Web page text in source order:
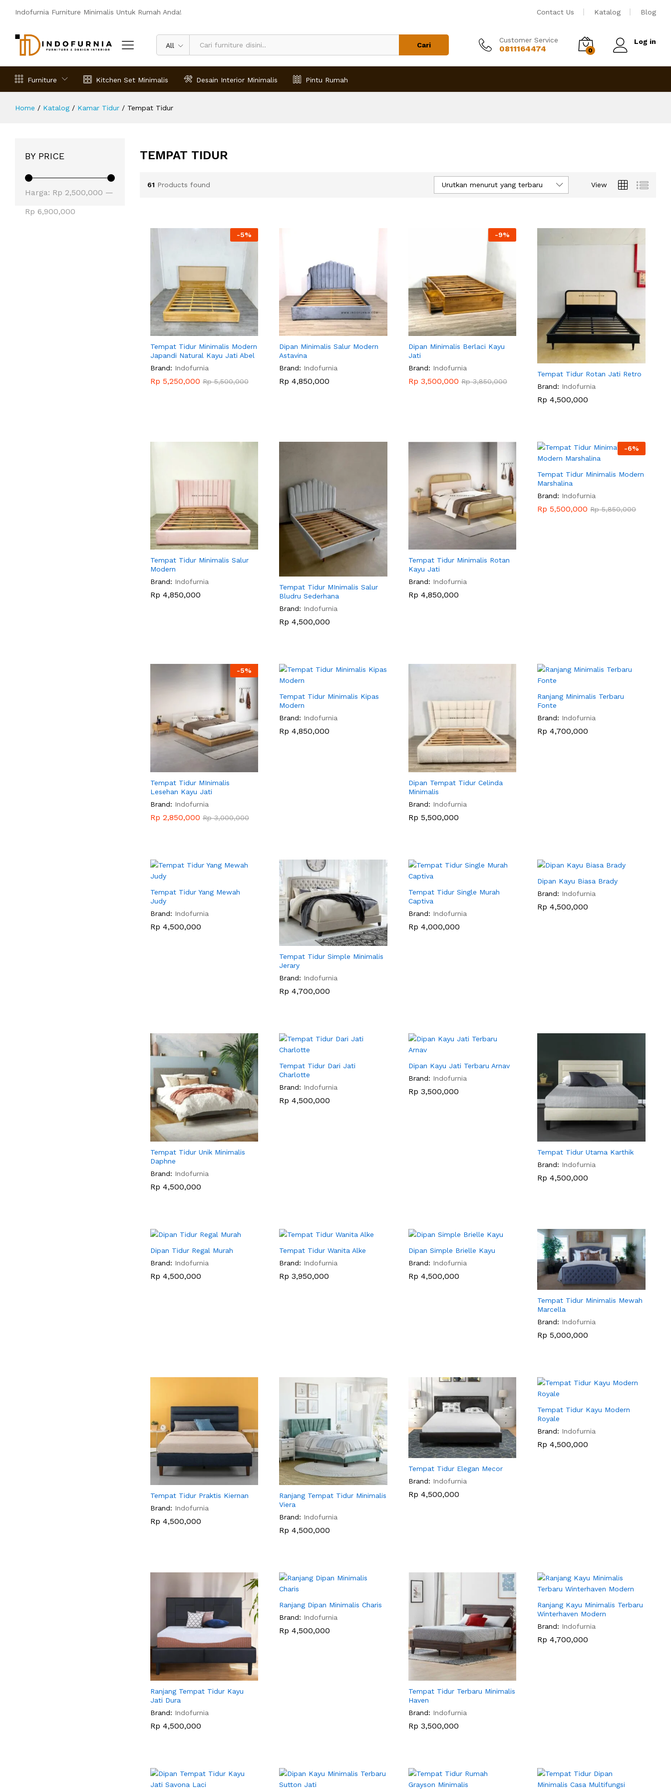
Indofurnia Furniture Minimalis Untuk Rumah Anda! Contact Us Katalog Blog
All Cari
Customer Service
0811164474 0
Log in
Furniture Kitchen Set Minimalis Desain Interior Minimalis Pintu Rumah
Home / Katalog / Kamar Tidur / Tempat Tidur
TEMPAT TIDUR
61 Products found View
Urutkan menurut yang terbaru
-5%
Tempat Tidur Minimalis Modern
Japandi Natural Kayu Jati Abel
Brand: Indofurnia
Rp 5,250,000 Rp5,500,000
Rp 5,250,000 Rp5,500,000
Dipan Minimalis Salur Modern
Astavina
Brand: Indofurnia
Rp 4,850,000
Rp 4,850,000
-9%
Dipan Minimalis Berlaci Kayu
Jati
Brand: Indofurnia
Rp 3,500,000 Rp3,850,000
Rp 3,500,000 Rp3,850,000
Tempat Tidur Rotan Jati Retro
Brand: Indofurnia
Rp 4,500,000
Rp 4,500,000
Tempat Tidur Minimalis Salur
Modern
Brand: Indofurnia
Rp 4,850,000
Rp 4,850,000
Tempat Tidur MInimalis Salur
Bludru Sederhana
Brand: Indofurnia
Rp 4,500,000
Rp 4,500,000
Tempat Tidur Minimalis Rotan
Kayu Jati
Brand: Indofurnia
Rp 4,850,000
Rp 4,850,000
-6%
Tempat Tidur Minimalis Modern
Marshalina
Brand: Indofurnia
Rp 5,500,000 Rp5,850,000
Rp 5,500,000 Rp5,850,000
-5%
Tempat Tidur MInimalis
Lesehan Kayu Jati
Brand: Indofurnia
Rp 2,850,000 Rp3,000,000
Rp 2,850,000 Rp3,000,000
Tempat Tidur Minimalis Kipas
Modern
Brand: Indofurnia
Rp 4,850,000
Rp 4,850,000
Dipan Tempat Tidur Celinda
Minimalis
Brand: Indofurnia
Rp 5,500,000
Rp 5,500,000
Ranjang Minimalis Terbaru
Fonte
Brand: Indofurnia
Rp 4,700,000
Rp 4,700,000
Tempat Tidur Yang Mewah
Judy
Brand: Indofurnia
Rp 4,500,000
Rp 4,500,000
Tempat Tidur Simple Minimalis
Jerary
Brand: Indofurnia
Rp 4,700,000
Rp 4,700,000
Tempat Tidur Single Murah
Captiva
Brand: Indofurnia
Rp 4,000,000
Rp 4,000,000
Dipan Kayu Biasa Brady
Brand: Indofurnia
Rp 4,500,000
Rp 4,500,000
Tempat Tidur Unik Minimalis
Daphne
Brand: Indofurnia
Rp 4,500,000
Rp 4,500,000
Tempat Tidur Dari Jati
Charlotte
Brand: Indofurnia
Rp 4,500,000
Rp 4,500,000
Dipan Kayu Jati Terbaru Arnav
Brand: Indofurnia
Rp 3,500,000
Rp 3,500,000
Tempat Tidur Utama Karthik
Brand: Indofurnia
Rp 4,500,000
Rp 4,500,000
Dipan Tidur Regal Murah
Brand: Indofurnia
Rp 4,500,000
Rp 4,500,000
Tempat Tidur Wanita Alke
Brand: Indofurnia
Rp 3,950,000
Rp 3,950,000
Dipan Simple Brielle Kayu
Brand: Indofurnia
Rp 4,500,000
Rp 4,500,000
Tempat Tidur Minimalis Mewah
Marcella
Brand: Indofurnia
Rp 5,000,000
Rp 5,000,000
Tempat Tidur Praktis Kiernan
Brand: Indofurnia
Rp 4,500,000
Rp 4,500,000
Ranjang Tempat Tidur Minimalis
Viera
Brand: Indofurnia
Rp 4,500,000
Rp 4,500,000
Tempat Tidur Elegan Mecor
Brand: Indofurnia
Rp 4,500,000
Rp 4,500,000
Tempat Tidur Kayu Modern
Royale
Brand: Indofurnia
Rp 4,500,000
Rp 4,500,000
Ranjang Tempat Tidur Kayu
Jati Dura
Brand: Indofurnia
Rp 4,500,000
Rp 4,500,000
Ranjang Dipan Minimalis Charis
Brand: Indofurnia
Rp 4,500,000
Rp 4,500,000
Tempat Tidur Terbaru Minimalis
Haven
Brand: Indofurnia
Rp 3,500,000
Rp 3,500,000
Ranjang Kayu Minimalis Terbaru
Winterhaven Modern
Brand: Indofurnia
Rp 4,700,000
Rp 4,700,000
BY PRICE
Harga: Rp 2,500,000 —
Rp 6,900,000